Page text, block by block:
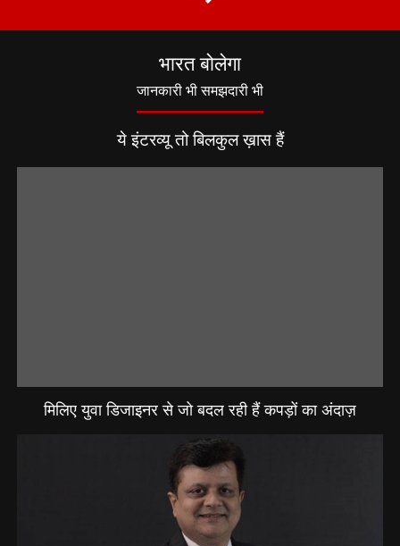
भारत बोलेगा
जानकारी भी समझदारी भी
ये इंटरव्यू तो बिलकुल ख़ास हैं
मिलिए युवा डिजाइनर से जो बदल रही हैं कपड़ों का अंदाज़